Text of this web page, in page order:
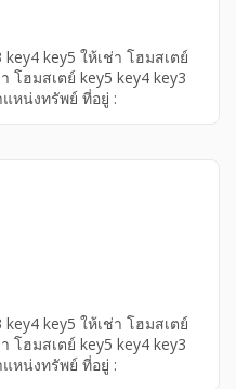
key5 ให้เช่า โฮมสเตย์
โฮมสเตย์ key5 key4 key3
หน่งทรัพย์ ที่อยู่ :
key5 ให้เช่า โฮมสเตย์
โฮมสเตย์ key5 key4 key3
หน่งทรัพย์ ที่อยู่ :